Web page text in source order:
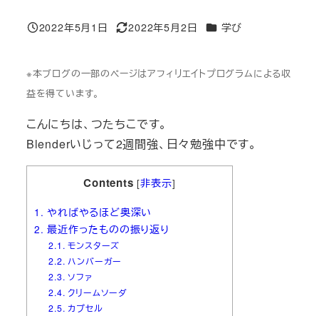
投稿日
2022年5月1日
更新日
2022年5月2日 カテゴリー
学び
※本ブログの一部のページはアフィリエイトプログラムによる収
益を得ています。
こんにちは、つたちこです。
Blenderいじって2週間強、日々勉強中です。
Contents [非表示]
1. やればやるほど奥深い
2. 最近作ったものの振り返り
2.1. モンスターズ
2.2. ハンバーガー
2.3. ソファ
2.4. クリームソーダ
2.5. カプセル